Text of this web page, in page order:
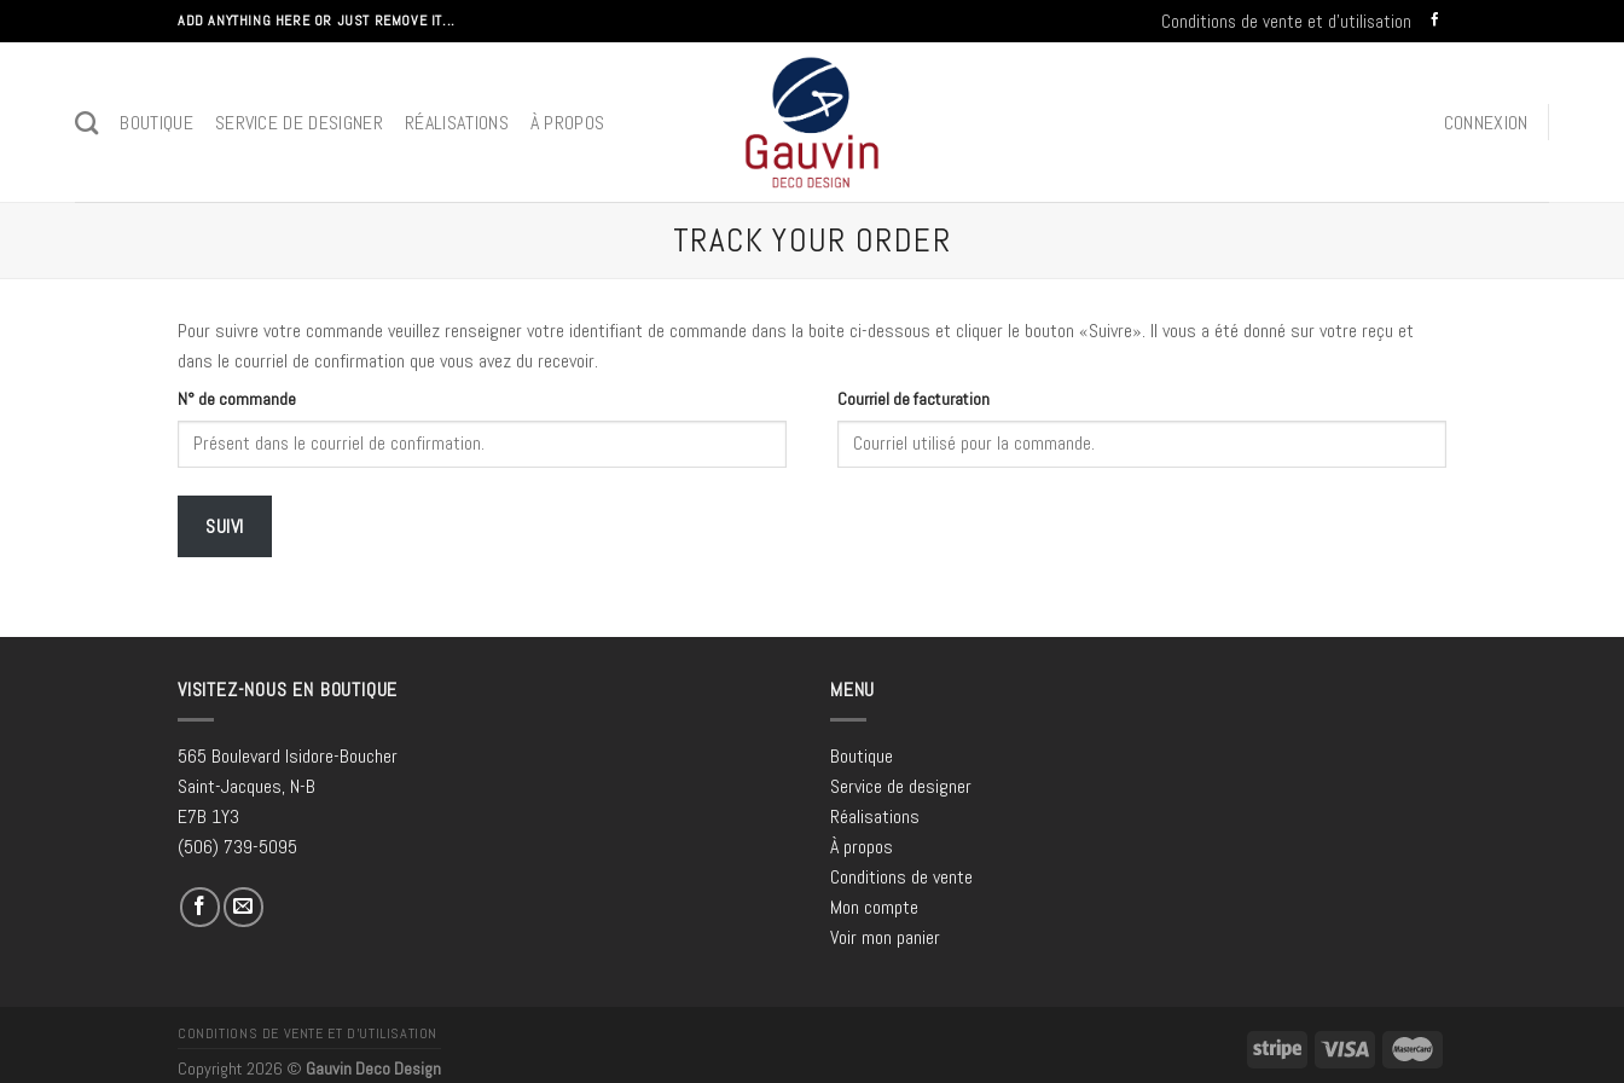
au
ADD ANYTHING HERE OR JUST REMOVE IT... Conditions de vente et d’utilisation
BOUTIQUE SERVICE DE DESIGNER RÉALISATIONS À PROPOS CONNEXION
TRACK YOUR ORDER
Pour suivre votre commande veuillez renseigner votre identifiant de commande dans la boite ci-dessous et cliquer le bouton «Suivre». Il vous a été donné sur votre reçu et
dans le courriel de confirmation que vous avez du recevoir.
N° de commande Courriel de facturation
SUIVI
VISITEZ-NOUS EN BOUTIQUE
565 Boulevard Isidore-Boucher
Saint-Jacques, N-B
E7B 1Y3
(506) 739-5095
MENU
Boutique
Service de designer
Réalisations
À propos
Conditions de vente
Mon compte
Voir mon panier
CONDITIONS DE VENTE ET D’UTILISATION
Copyright 2026 © Gauvin Deco Design